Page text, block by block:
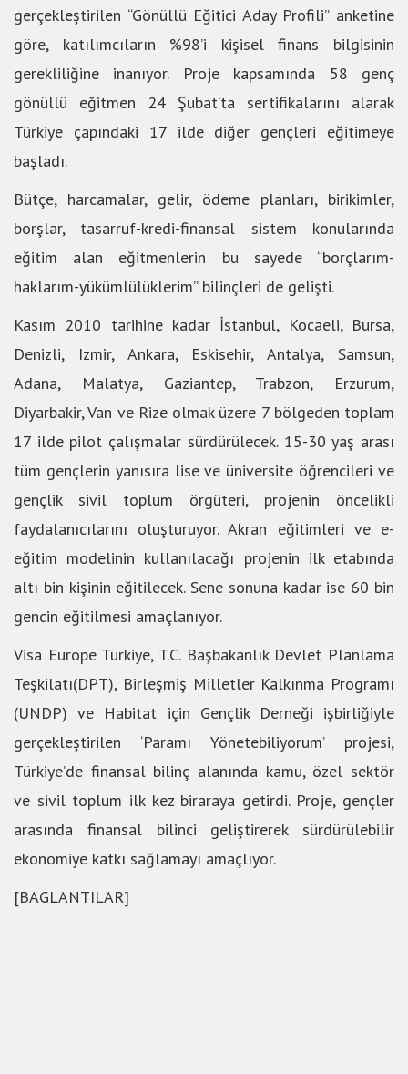
gerçekleştirilen “Gönüllü Eğitici Aday Profili” anketine
göre, katılımcıların %98’i kişisel finans bilgisinin
gerekliliğine inanıyor. Proje kapsamında 58 genç
gönüllü eğitmen 24 Şubat’ta sertifikalarını alarak
Türkiye çapındaki 17 ilde diğer gençleri eğitimeye
başladı.
Bütçe, harcamalar, gelir, ödeme planları, birikimler,
borşlar, tasarruf-kredi-finansal sistem konularında
eğitim alan eğitmenlerin bu sayede “borçlarım-
haklarım-yükümlülüklerim” bilinçleri de gelişti.
Kasım 2010 tarihine kadar İstanbul, Kocaeli, Bursa,
Denizli, Izmir, Ankara, Eskisehir, Antalya, Samsun,
Adana, Malatya, Gaziantep, Trabzon, Erzurum,
Diyarbakir, Van ve Rize olmak üzere 7 bölgeden toplam
17 ilde pilot çalışmalar sürdürülecek. 15-30 yaş arası
tüm gençlerin yanısıra lise ve üniversite öğrencileri ve
gençlik sivil toplum örgüteri, projenin öncelikli
faydalanıcılarını oluşturuyor. Akran eğitimleri ve e-
eğitim modelinin kullanılacağı projenin ilk etabında
altı bin kişinin eğitilecek. Sene sonuna kadar ise 60 bin
gencin eğitilmesi amaçlanıyor.
Visa Europe Türkiye, T.C. Başbakanlık Devlet Planlama
Teşkilatı(DPT), Birleşmiş Milletler Kalkınma Programı
(UNDP) ve Habitat için Gençlik Derneği işbirliğiyle
gerçekleştirilen ‘Paramı Yönetebiliyorum’ projesi,
Türkiye’de finansal bilinç alanında kamu, özel sektör
ve sivil toplum ilk kez biraraya getirdi. Proje, gençler
arasında finansal bilinci geliştirerek sürdürülebilir
ekonomiye katkı sağlamayı amaçlıyor.
[BAGLANTILAR]